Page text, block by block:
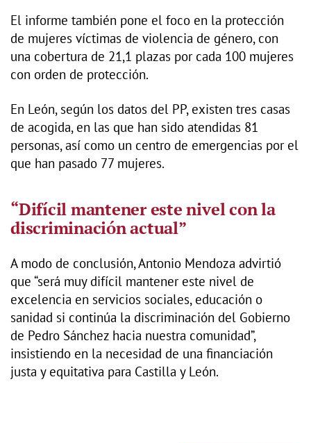
El informe también pone el foco en la protección
de mujeres víctimas de violencia de género, con
una cobertura de 21,1 plazas por cada 100 mujeres
con orden de protección.
En León, según los datos del PP, existen tres casas
de acogida, en las que han sido atendidas 81
personas, así como un centro de emergencias por el
que han pasado 77 mujeres.
“Difícil mantener este nivel con la
discriminación actual”
A modo de conclusión, Antonio Mendoza advirtió
que “será muy difícil mantener este nivel de
excelencia en servicios sociales, educación o
sanidad si continúa la discriminación del Gobierno
de Pedro Sánchez hacia nuestra comunidad”,
insistiendo en la necesidad de una financiación
justa y equitativa para Castilla y León.